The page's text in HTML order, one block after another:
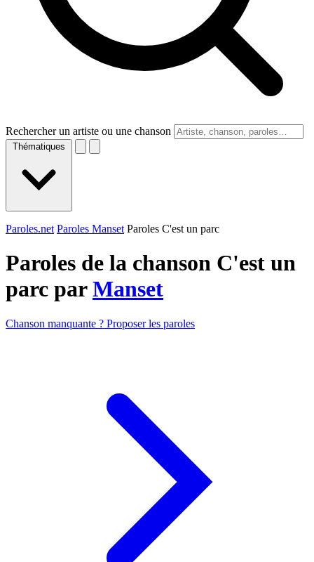
Rechercher un artiste ou une chanson
Thématiques
Paroles.net Paroles Manset Paroles C'est un parc
Paroles de la chanson C'est un
parc parManset
Chanson manquante ? Proposer les paroles